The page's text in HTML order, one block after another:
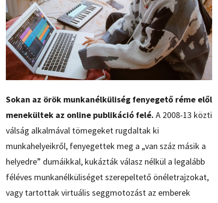
Sokan az örök munkanélküliség fenyegető réme elől
menekültek az online publikáció felé. A 2008-13 közti
válság alkalmával tömegeket rugdaltak ki
munkahelyeikről, fenyegettek meg a „van száz másik a
helyedre” dumáikkal, kukázták válasz nélkül a legalább
féléves munkanélküliséget szerepeltető önéletrajzokat,
vagy tartottak virtuális seggmotozást az emberek